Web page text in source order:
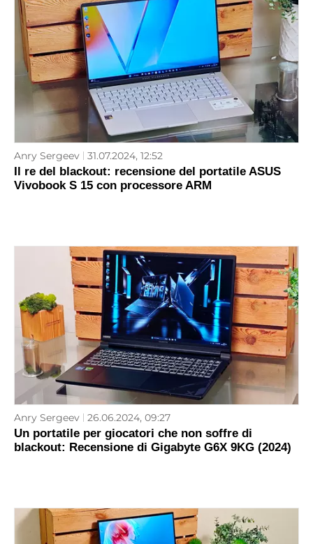
Anry Sergeev 31.07.2024, 12:52
Il re del blackout: recensione del portatile ASUS
Vivobook S 15 con processore ARM
Anry Sergeev 26.06.2024, 09:27
Un portatile per giocatori che non soffre di
blackout: Recensione di Gigabyte G6X 9KG (2024)